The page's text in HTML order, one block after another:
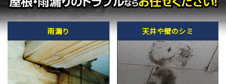
雨漏り 天井や壁のシミ